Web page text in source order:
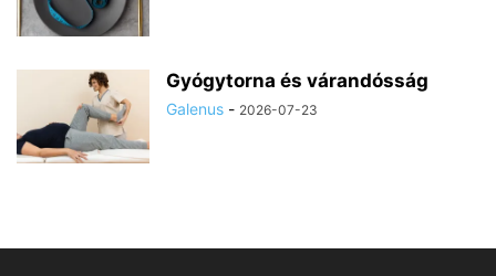
Gyógytorna és várandósság
Galenus - 2026-07-23